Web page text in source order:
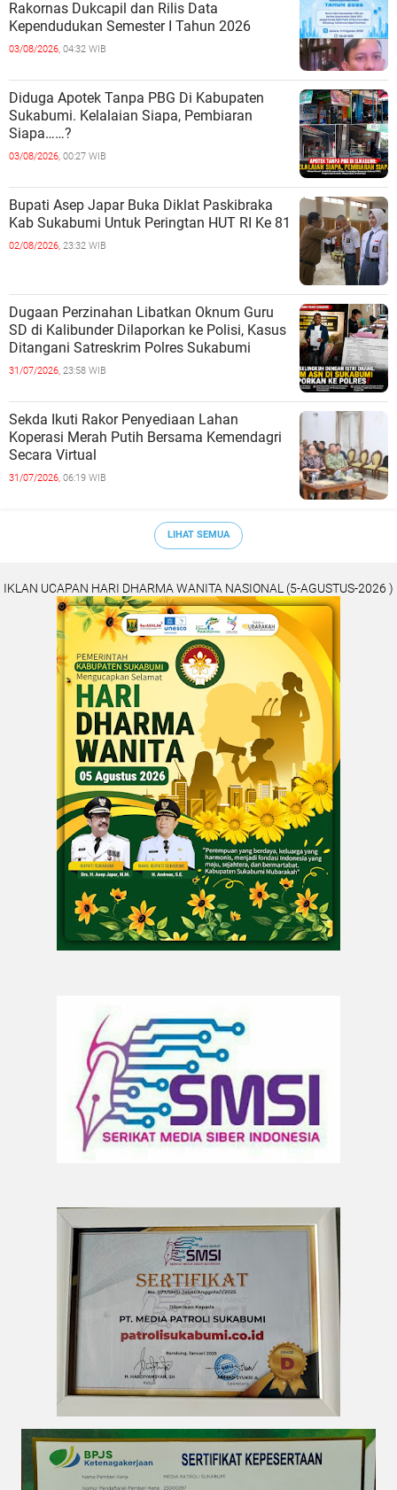
Rakornas Dukcapil dan Rilis Data
Kependudukan Semester I Tahun 2026
03/08/2026, 04:32 WIB
Diduga Apotek Tanpa PBG Di Kabupaten
Sukabumi. Kelalaian Siapa, Pembiaran
Siapa……?
03/08/2026, 00:27 WIB
Bupati Asep Japar Buka Diklat Paskibraka
Kab Sukabumi Untuk Peringtan HUT RI Ke 81
02/08/2026, 23:32 WIB
Dugaan Perzinahan Libatkan Oknum Guru
SD di Kalibunder Dilaporkan ke Polisi, Kasus
Ditangani Satreskrim Polres Sukabumi
31/07/2026, 23:58 WIB
Sekda Ikuti Rakor Penyediaan Lahan
Koperasi Merah Putih Bersama Kemendagri
Secara Virtual
31/07/2026, 06:19 WIB
LIHAT SEMUA
IKLAN UCAPAN HARI DHARMA WANITA NASIONAL (5-AGUSTUS-2026 )